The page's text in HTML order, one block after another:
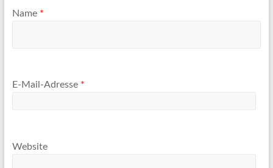
Name *
E-Mail-Adresse *
Website